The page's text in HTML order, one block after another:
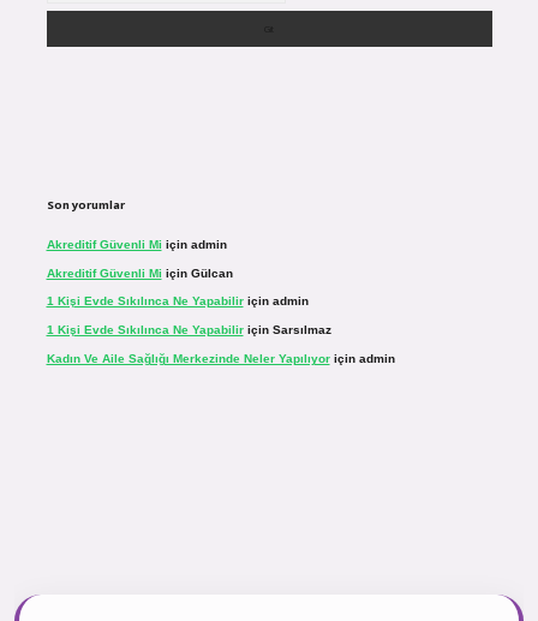
Son yorumlar
Akreditif Güvenli Mi için admin
Akreditif Güvenli Mi için Gülcan
1 Kişi Evde Sıkılınca Ne Yapabiliriçin admin
1 Kişi Evde Sıkılınca Ne Yapabiliriçin Sarsılmaz
Kadın Ve Aile Sağlığı Merkezinde Neler Yapılıyoriçin admin